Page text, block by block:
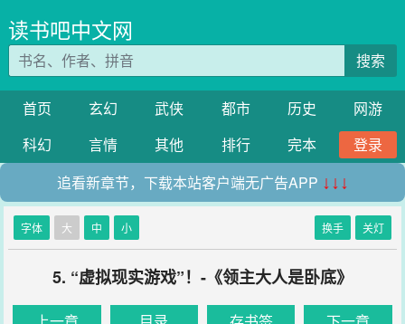
读书吧中文网
搜索
首页 玄幻 武侠 都市 历史
网游
科幻
言情 其他 排行 完本
登录
追看新章节，下载本站客户端无广告APP ↓↓↓
字体 大 中 小 换手 关灯
5. “虚拟现实游戏”！-《领主大人是卧底》